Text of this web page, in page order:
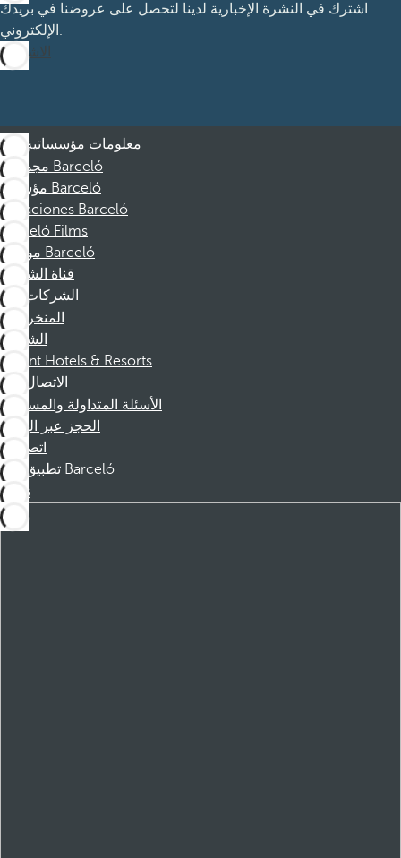
اشترك في النشرة الإخبارية لدينا لتحصل على عروضنا في بريدك
الإلكتروني.
الاشتراك
معلومات مؤسساتية
مجموعة Barceló
مؤسسة Barceló
Vacaciones Barceló
Barceló Films
موظفو Barceló
قناة الشكوى
الشركات
المنخرطين
الشركاء
Dorint Hotels & Resorts
الاتصال
الأسئلة المتداولة والمساعدة
الحجز عبر الهاتف
اتصل بنا
تطبيق Barceló
تنزيل